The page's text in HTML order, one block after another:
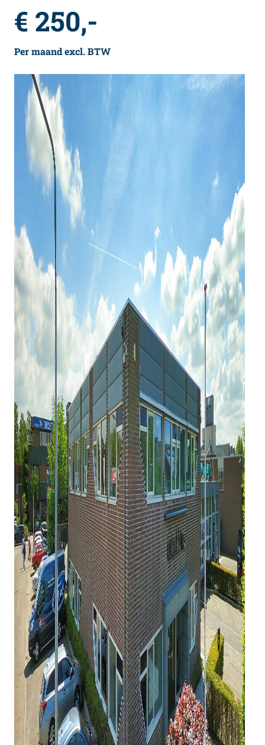
€ 250,-
Per maand excl. BTW